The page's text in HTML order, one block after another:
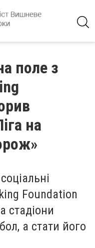
поле з
на
Foundation
стадіони
а стати його